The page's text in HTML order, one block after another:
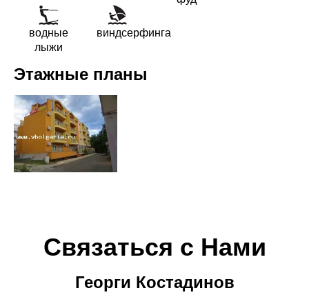
водные
лыжи
виндсерфинга
Этажные планы
Связаться с Нами
Георги Костадинов